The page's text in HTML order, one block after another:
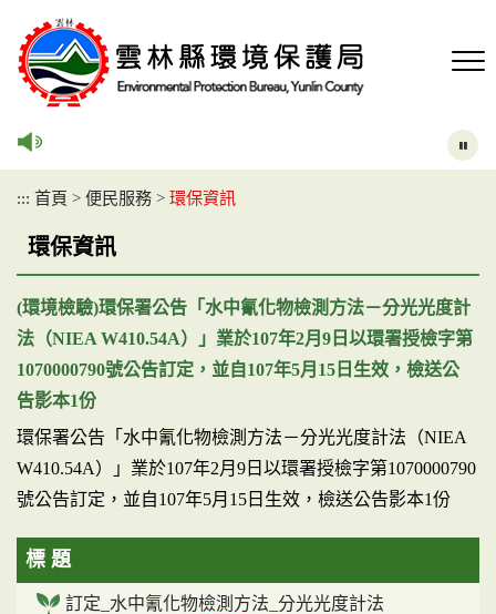
::: 首頁 > 便民服務 > 環保資訊
環保資訊
(環境檢驗)環保署公告「水中氰化物檢測方法－分光光度計
法（NIEA W410.54A）」業於107年2月9日以環署授檢字第
1070000790號公告訂定，並自107年5月15日生效，檢送公
告影本1份
環保署公告「水中氰化物檢測方法－分光光度計法（NIEA
W410.54A）」業於107年2月9日以環署授檢字第1070000790
號公告訂定，並自107年5月15日生效，檢送公告影本1份
標 題
訂定_水中氰化物檢測方法_分光光度計法